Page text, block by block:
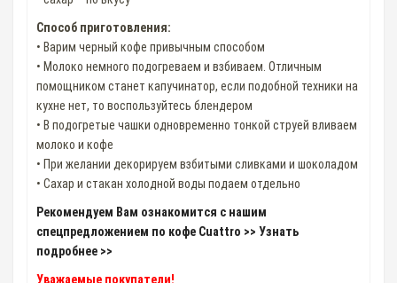
Способ приготовления:
• Варим черный кофе привычным способом
• Молоко немного подогреваем и взбиваем. Отличным
помощником станет капучинатор, если подобной техники на
кухне нет, то воспользуйтесь блендером
• В подогретые чашки одновременно тонкой струей вливаем
молоко и кофе
• При желании декорируем взбитыми сливками и шоколадом
• Сахар и стакан холодной воды подаем отдельно
Рекомендуем Вам ознакомится с нашим
спецпредложением по кофе Cuattro >> Узнать
подробнее >>
Уважаемые покупатели!